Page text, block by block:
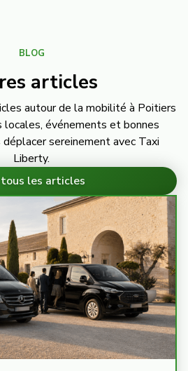
BLOG
articles
autour de la mobilité à Poitiers
locales, événements et bonnes
sereinement avec Taxi
Liberty.
les articles